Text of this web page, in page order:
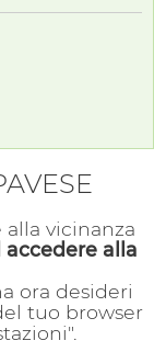
vicinanza
alla
ora desideri
tuo browser